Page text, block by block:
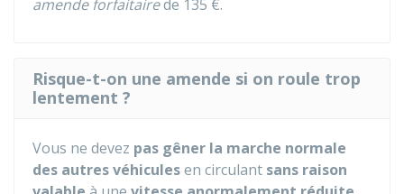
amende forfaitairede 135 €.
Risque-t-on une amende si on roule trop
lentement ?
Vous ne devez pas gêner la marche normale
des autres véhiculesen circulant sans raison